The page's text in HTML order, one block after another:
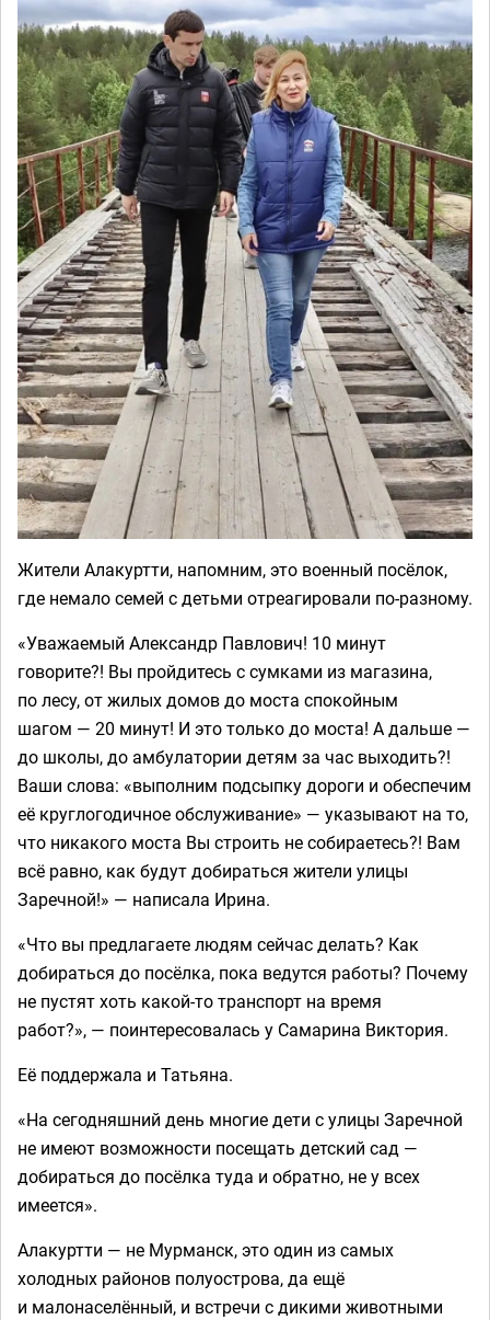
Жители Алакуртти, напомним, это военный посёлок,
где немало семей с детьми отреагировали по-разному.
«Уважаемый Александр Павлович! 10 минут
говорите?! Вы пройдитесь с сумками из магазина,
по лесу, от жилых домов до моста спокойным
шагом — 20 минут! И это только до моста! А дальше —
до школы, до амбулатории детям за час выходить?!
Ваши слова: «выполним подсыпку дороги и обеспечим
её круглогодичное обслуживание» — указывают на то,
что никакого моста Вы строить не собираетесь?! Вам
всё равно, как будут добираться жители улицы
Заречной!» — написала Ирина.
«Что вы предлагаете людям сейчас делать? Как
добираться до посёлка, пока ведутся работы? Почему
не пустят хоть какой-то транспорт на время
работ?», — поинтересовалась у Самарина Виктория.
Её поддержала и Татьяна.
«На сегодняшний день многие дети с улицы Заречной
не имеют возможности посещать детский сад —
добираться до посёлка туда и обратно, не у всех
имеется».
Алакуртти — не Мурманск, это один из самых
холодных районов полуострова, да ещё
и малонаселённый, и встречи с дикими животными